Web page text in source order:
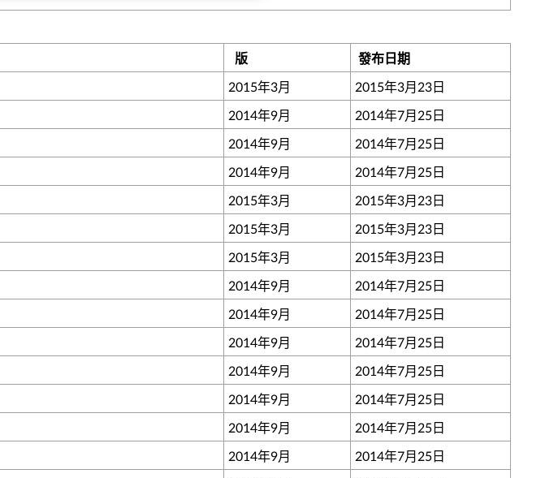
版 發布日期
2015年3月 2015年3月23日
2014年9月 2014年7月25日
2014年9月 2014年7月25日
2014年9月 2014年7月25日
2015年3月 2015年3月23日
2015年3月 2015年3月23日
2015年3月 2015年3月23日
2014年9月 2014年7月25日
2014年9月 2014年7月25日
2014年9月 2014年7月25日
2014年9月 2014年7月25日
2014年9月 2014年7月25日
2014年9月 2014年7月25日
2014年9月 2014年7月25日